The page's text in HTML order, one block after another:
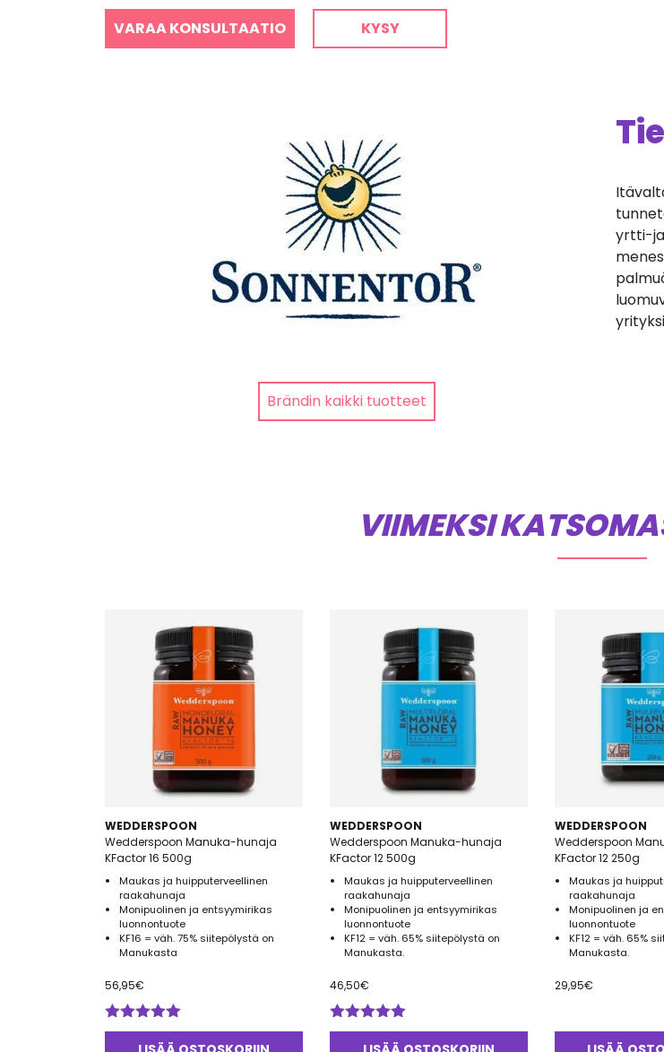
VARAA KONSULTAATIO KYSY
Brändin kaikki tuotteet
yrtti-
VIIMEKSI
WEDDERSPOON
Wedderspoon Manuka-hunaja
KFactor 16 500g
Maukas ja huipputerveellinen
raakahunaja
Monipuolinen ja entsyymirikas
luonnontuote
KF16 = väh. 75% siitepölystä on
Manukasta
56,95€
Arvostelu
tuotteesta:
WEDDERSPOON
Wedderspoon Manuka-hunaja
KFactor 12 500g
Maukas ja huipputerveellinen
raakahunaja
Monipuolinen ja entsyymirikas
luonnontuote
KF12 = väh. 65% siitepölystä on
Manukasta.
46,50€
Arvostelu
tuotteesta:
WEDDERSPOON
Wedderspoon
KFactor 12 250g
Maukas ja
raakahunaja
Monipuolinen ja
luonnontuote
KF12 = väh. 65%
Manukasta.
29,95€